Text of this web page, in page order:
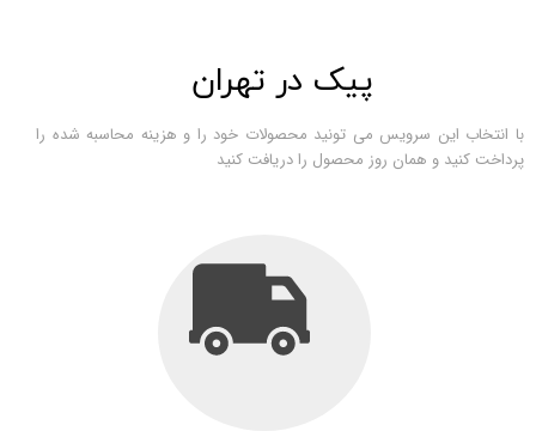
با انتخاب این سرویس می تونید محصولات خود را و هزینه محاسبه شده را
پرداخت کنید و همان روز محصول را دریافت کنید
پیک در تهران